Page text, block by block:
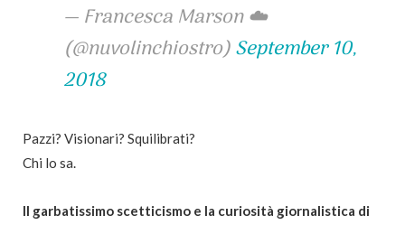
— Francesca Marson ☁️
(@nuvolinchiostro)September 10,
2018
Pazzi? Visionari? Squilibrati?
Chi lo sa.
Il garbatissimo scetticismo e la curiosità giornalistica di